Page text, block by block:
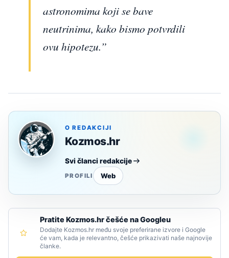
astronomima koji se bave
neutrinima, kako bismo potvrdili
ovu hipotezu.”
O REDAKCIJI
Kozmos.hr
Svi članci redakcije
PROFILI Web
Pratite Kozmos.hr češće na Googleu
Dodajte Kozmos.hr među svoje preferirane izvore i Google
će vam, kada je relevantno, češće prikazivati naše najnovije
članke.